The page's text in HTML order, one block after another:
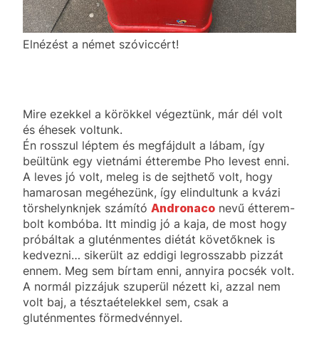
Elnézést a német szóviccért!
Mire ezekkel a körökkel végeztünk, már dél volt
és éhesek voltunk.
Én rosszul léptem és megfájdult a lábam, így
beültünk egy vietnámi étterembe Pho levest enni.
A leves jó volt, meleg is de sejthető volt, hogy
hamarosan megéhezünk, így elindultunk a kvázi
törshelynknjek számító Andronaco nevű étterem-
bolt kombóba. Itt mindig jó a kaja, de most hogy
próbáltak a gluténmentes diétát követőknek is
kedvezni… sikerült az eddigi legrosszabb pizzát
ennem. Meg sem bírtam enni, annyira pocsék volt.
A normál pizzájuk szuperül nézett ki, azzal nem
volt baj, a tésztaételekkel sem, csak a
gluténmentes förmedvénnyel.